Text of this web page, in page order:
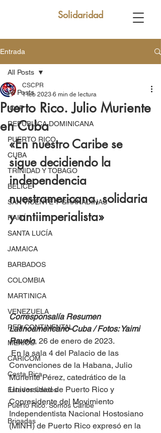
Solidaridad
Entrada
All Posts
ICAP
REPUBLICA DOMINICANA
PUERTO RICO
CUBA
TRINIDAD Y TOBAGO
BELICE
SAN VICENTE Y GRANADINAS
HAITÍ
SANTA LUCÍA
JAMAICA
BARBADOS
COLOMBIA
MARTINICA
VENEZUELA
RED CONTINENTAL
MEXICO
CARICOM
Costa Rica
Estados Unidos
Puerto Rico: Somos Caribe
Brigadas
All Posts
Puerto Rico. Julio Muriente
en Cuba
CSCPR
1 feb 2023 6 min de lectura
«En nuestro Caribe se
sigue decidiendo la
independencia
nuestramericana, solidaria
y antiimperialista»
Corresponsalía Resumen
Latinoamericano-Cuba / Fotos: Yaimi
Ravelo, 26 de enero de 2023.
Convenciones de la Habana, Julio
Muriente Pérez, catedrático de la
Universidad de Puerto Rico y
Copresidente del Movimiento
Independentista Nacional Hostosiano
(MINH) de Puerto Rico expresó en la